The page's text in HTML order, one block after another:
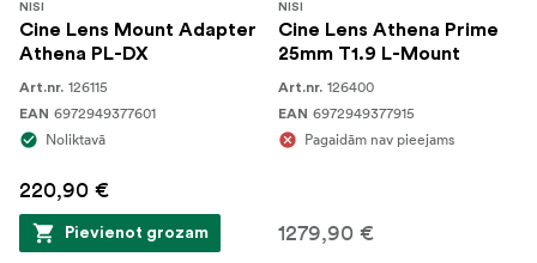
NISI
Cine Lens Mount Adapter
Athena PL-DX
Art.nr. 126115
EAN 6972949377601
Noliktavā
220,90 €
Pievienot grozam
NISI
Cine Lens Athena Prime
25mm T1.9 L-Mount
Art.nr. 126400
EAN 6972949377915
Pagaidām nav pieejams
1279,90 €